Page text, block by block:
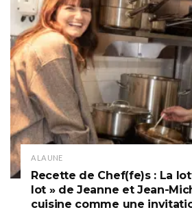
A LA UNE
Recette de Chef(fe)s : La
lot » de Jeanne et Jean-
cuisine comme une